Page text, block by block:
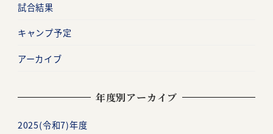
試合結果
キャンプ予定
アーカイブ
年度別アーカイブ
2025(令和7)年度